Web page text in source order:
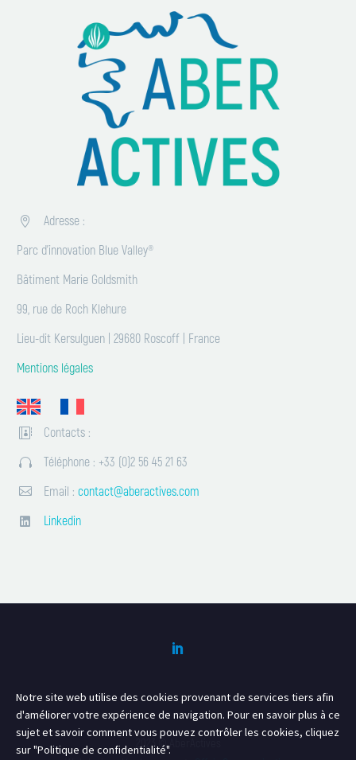


Adresse :
Parc d’innovation Blue Valley®
Bâtiment Marie Goldsmith
99, rue de Roch Klehure
Lieu-dit Kersulguen | 29680 Roscoff | France
Mentions légales

 Contacts :

 Téléphone : +33 (0)2 56 45 21 63

 Email : contact@aberactives.com

 Linkedin
2023 © AberActives
Notre site web utilise des cookies provenant de services tiers afin
d'améliorer votre expérience de navigation. Pour en savoir plus à ce
sujet et savoir comment vous pouvez contrôler les cookies, cliquez
sur "Politique de confidentialité".